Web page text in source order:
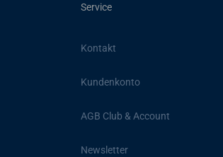
Service
Kontakt
Kundenkonto
AGB Club & Account
Newsletter